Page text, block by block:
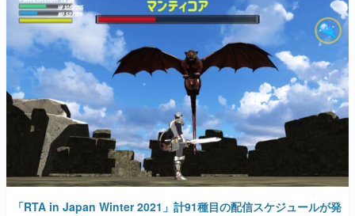
「RTA in Japan Winter 2021」計91種目の配信スケジュールが発